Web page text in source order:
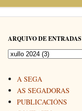
ARQUIVO DE ENTRADAS
A SEGA
AS SEGADORAS
PUBLICACIÓNS